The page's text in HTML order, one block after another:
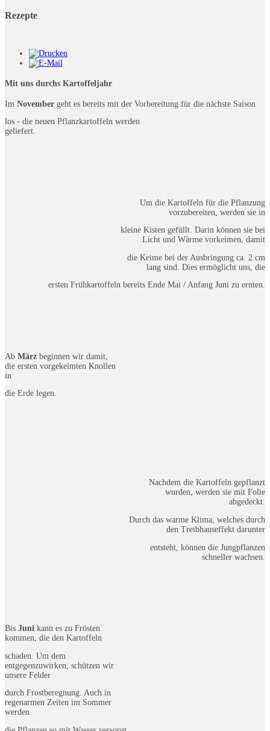
Rezepte
Mit uns durchs Kartoffeljahr
Im November geht es bereits mit der Vorbereitung für die nächste Saison
los - die neuen Pflanzkartoffeln werden
geliefert.
Um die Kartoffeln für die Pflanzung
vorzubereiten, werden sie in
kleine Kisten gefüllt. Darin können sie bei
Licht und Wärme vorkeimen, damit
die Keime bei der Ausbringung ca. 2 cm
lang sind. Dies ermöglicht uns, die
ersten Frühkartoffeln bereits Ende Mai / Anfang Juni zu ernten.
Ab März beginnen wir damit,
die ersten vorgekeimten Knollen
in
die Erde legen.
Nachdem die Kartoffeln gepflanzt
wurden, werden sie mit Folie
abgedeckt.
Durch das warme Klima, welches durch
den Treibhauseffekt darunter
entsteht, können die Jungpflanzen
schneller wachsen.
Bis Juni kann es zu Frösten
kommen, die den Kartoffeln
schaden. Um dem
entgegenzuwirken, schützen wir
unsere Felder
durch Frostberegnung. Auch in
regenarmen Zeiten im Sommer
werden